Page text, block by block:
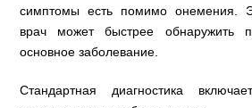
симптомы есть помимо онемения.
врач может быстрее обнаружить
основное заболевание.
Стандартная диагностика